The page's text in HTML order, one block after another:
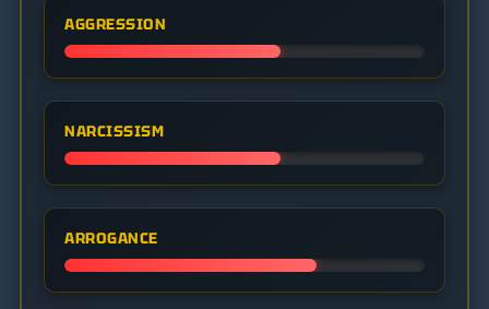
AGGRESSION
NARCISSISM
ARROGANCE